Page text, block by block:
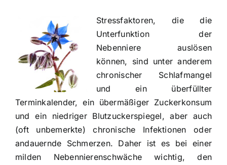
Stressfaktoren, die die
Unterfunktion der
Nebenniere auslösen
können, sind unter anderem
chronischer Schlafmangel
und ein überfüllter
Terminkalender, ein übermäßiger Zuckerkonsum
und ein niedriger Blutzuckerspiegel, aber auch
(oft unbemerkte) chronische Infektionen oder
andauernde Schmerzen. Daher ist es bei einer
milden Nebennierenschwäche wichtig, den